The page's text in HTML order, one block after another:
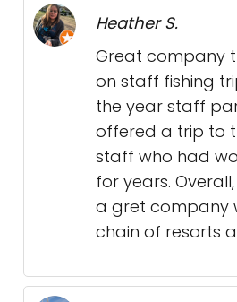
Heather S.
Great company
on staff fishing
the year staff
offered a trip to
staff who had
for years.
a gret company
chain of resorts